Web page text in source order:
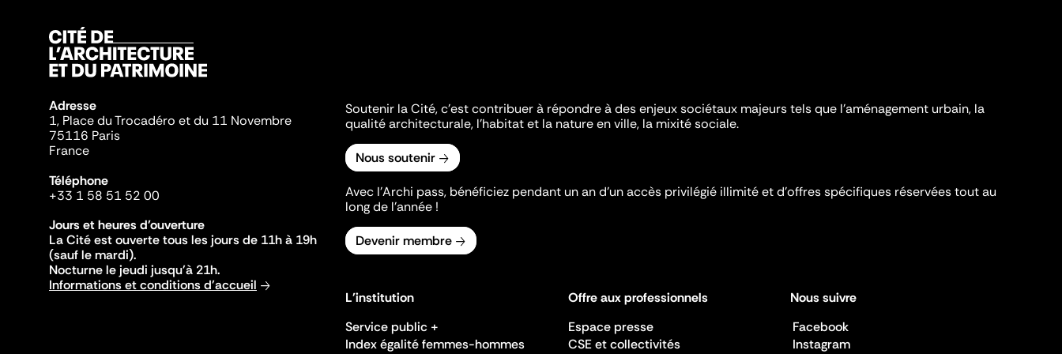
Adresse
1, Place du Trocadéro et du 11 Novembre
75116 Paris
France
Téléphone
+33 1 58 51 52 00
Jours et heures d'ouverture
La Cité est ouverte tous les jours de 11h à 19h
(sauf le mardi).
Nocturne le jeudi jusqu'à 21h.
Informations et conditions d'accueil
Soutenir la Cité, c'est contribuer à répondre à des enjeux sociétaux majeurs tels que l'aménagement urbain, la
qualité architecturale, l'habitat et la nature en ville, la mixité sociale.
Nous soutenir
Avec l’Archi pass, bénéficiez pendant un an d’un accès privilégié illimité et d’offres spécifiques réservées tout au
long de l’année !
Devenir membre
L'institution
Service public +
Index égalité femmes-hommes
Offre aux professionnels
Espace presse
CSE et collectivités
Nous suivre
Facebook
Instagram